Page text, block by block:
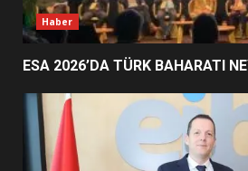
4
5
UZATILDI: NE
Haber
ESA 2026’DA TÜRK BAHARATI